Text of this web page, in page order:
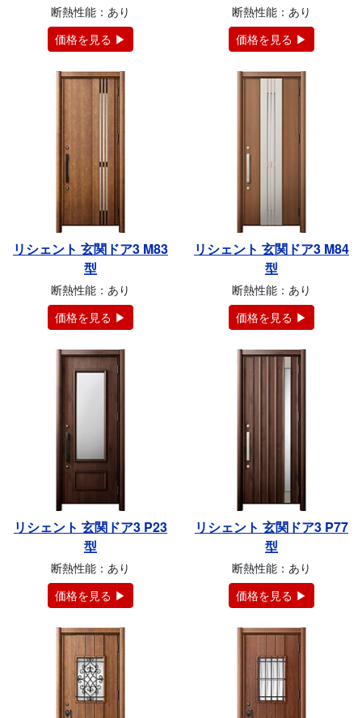
断熱性能：あり
価格を見る ▶
断熱性能：あり
価格を見る ▶
リシェント 玄関ドア3 M83
型
断熱性能：あり
価格を見る ▶
リシェント 玄関ドア3 M84
型
断熱性能：あり
価格を見る ▶
リシェント 玄関ドア3 P23
型
断熱性能：あり
価格を見る ▶
リシェント 玄関ドア3 P77
型
断熱性能：あり
価格を見る ▶